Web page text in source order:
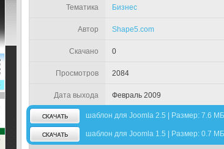
Тематика Бизнес
Автор Shape5.com
Скачано 0
Просмотров 2084
Дата выхода Февраль 2009
шаблон для Joomla 2.5 | Размер: 7.6 МБ
шаблон для Joomla 1.5 | Размер: 0.7 МБ